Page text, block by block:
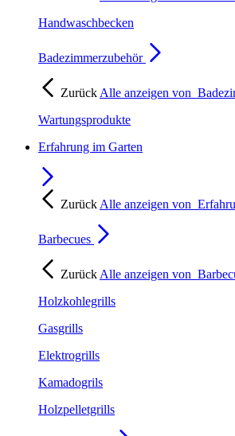
Handwaschbecken
Badezimmerzubehör
Zurück Alle anzeigen von
Wartungsprodukte
Erfahrung im Garten
Zurück Alle anzeigen von
Barbecues
Zurück Alle anzeigen von
Holzkohlegrills
Gasgrills
Elektrogrills
Kamadogrils
Holzpelletgrills